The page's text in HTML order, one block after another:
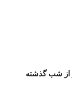
از شب گذشته